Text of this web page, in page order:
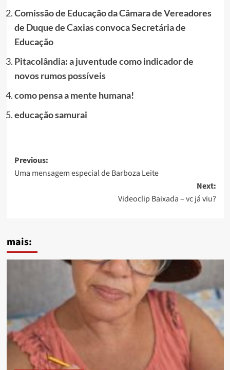
Comissão de Educação da Câmara de Vereadores
de Duque de Caxias convoca Secretária de
Educação
Pitacolândia: a juventude como indicador de
novos rumos possíveis
como pensa a mente humana!
educação samurai
Post
navigation
Previous:
Uma mensagem especial de Barboza Leite
Next:
Videoclip Baixada – vc já viu?
mais: